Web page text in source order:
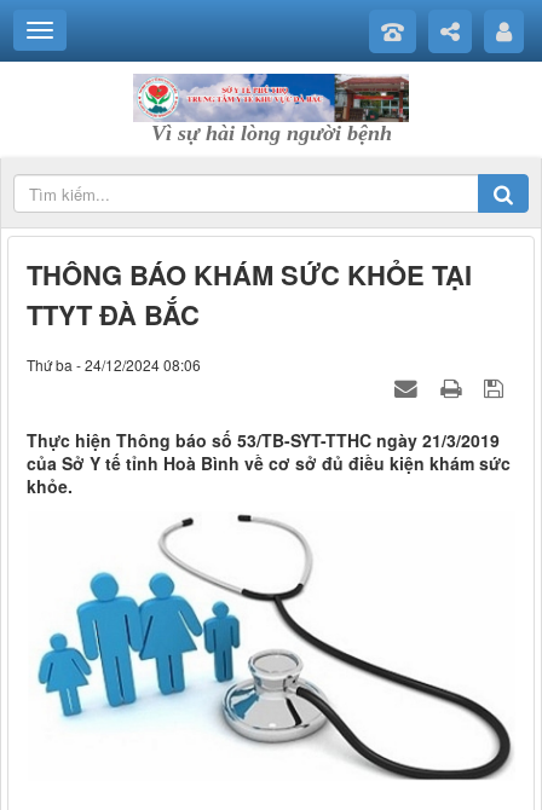
Vì sự hài lòng người bệnh
THÔNG BÁO KHÁM SỨC KHỎE TẠI
TTYT ĐÀ BẮC
Thứ ba - 24/12/2024 08:06
Thực hiện Thông báo số 53/TB-SYT-TTHC ngày 21/3/2019
của Sở Y tế tỉnh Hoà Bình về cơ sở đủ điều kiện khám sức
khỏe.